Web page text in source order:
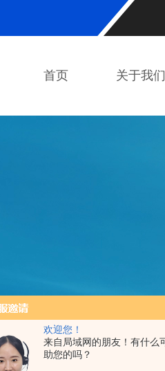
欢迎您！
来自局域网的朋友！有什么
助您的吗？
首页 关于我们
文章/ RS-113骨盘模体盆骨模体制